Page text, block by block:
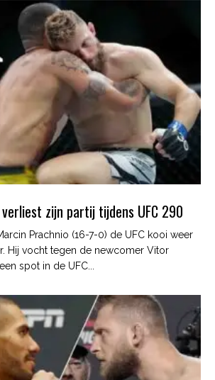
zijn partij tijdens UFC 290
Prachnio (16-7-0) de UFC kooi weer
Hij vocht tegen de newcomer Vitor
spot in de UFC...